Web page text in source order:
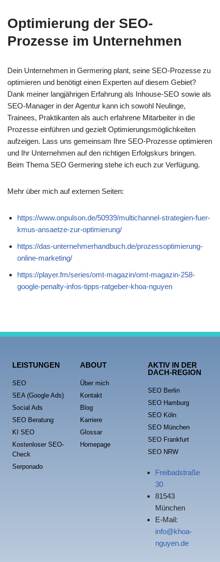
Optimierung der SEO-
Prozesse im Unternehmen
Dein Unternehmen in Germering plant, seine SEO-Prozesse zu
optimieren und benötigt einen Experten auf diesem Gebiet?
Dank meiner langjährigen Erfahrung als Inhouse-SEO sowie als
SEO-Manager in der Agentur kann ich sowohl Neulinge,
Trainees, Praktikanten als auch erfahrene Mitarbeiter in die
Prozesse einführen und gezielt Optimierungsmöglichkeiten
aufzeigen. Lass uns gemeinsam Ihre SEO-Prozesse optimieren
und Ihr Unternehmen auf den richtigen Erfolgskurs bringen.
Beim Thema SEO Germering stehe ich euch zur Verfügung.
Mehr über mich auf externen Seiten:
https://www.onpulson.de/50939/multichannel-strategien-fuer-
kmus-ansaetze-zur-optimierung/
https://das-unternehmerhandbuch.de/prozessoptimierung-
online-marketing/
https://player.fm/series/omt-magazin/omt-magazin-258-
google-penalty-infos-tipps-ratgeber-khoa-nguyen
LEISTUNGEN
SEO
SEA (Google Ads)
Social Ads
SEO Beratung
KI SEO
Kostenloser SEO-
Check
Serponado
ABOUT
Über mich
Kontakt
Blog
Karriere
Glossar
Homepage
AKTIV IN DER
DACH-REGION
SEO Berlin
SEO Hamburg
SEO Köln
SEO München
SEO Frankfurt
SEO NRW
Freibadstraße
30
81543
München
E-Mail:
info@khoa-
nguyen.de